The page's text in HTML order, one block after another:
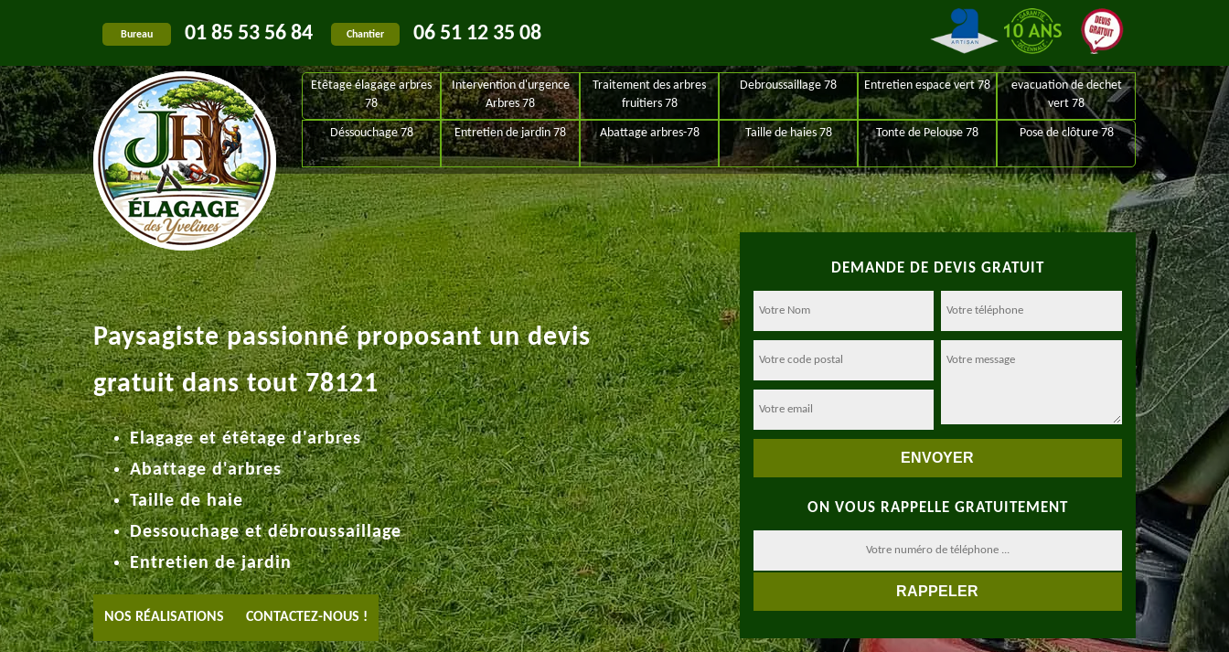
Bureau 01 85 53 56 84 Chantier 06 51 12 35 08
Etêtage élagage arbres
78
Intervention d'urgence
Arbres 78
Traitement des arbres
fruitiers 78
Debroussaillage 78 Entretien espace vert 78
evacuation de dechet
vert 78
Déssouchage 78 Entretien de jardin 78 Abattage arbres-78 Taille de haies 78 Tonte de Pelouse 78 Pose de clôture 78
DEMANDE DE DEVIS GRATUIT
ON VOUS RAPPELLE GRATUITEMENT
Paysagiste passionné proposant un devis
gratuit dans tout 78121
Elagage et étêtage d'arbres
Abattage d'arbres
Taille de haie
Dessouchage et débroussaillage
Entretien de jardin
NOS RÉALISATIONS CONTACTEZ-NOUS !